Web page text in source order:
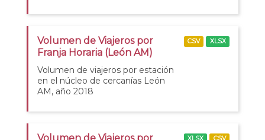
Volumen de Viajeros por
Franja Horaria (León AM)
Volumen de viajeros por estación
en el núcleo de cercanías León
AM, año 2018
CSV XLSX
XLSX CSV